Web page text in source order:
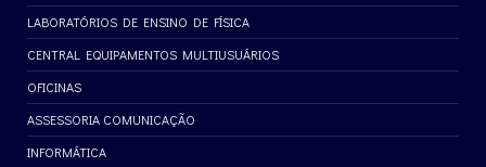
LABORATÓRIOS DE ENSINO DE FÍSICA
CENTRAL EQUIPAMENTOS MULTIUSUÁRIOS
OFICINAS
ASSESSORIA COMUNICAÇÃO
INFORMÁTICA